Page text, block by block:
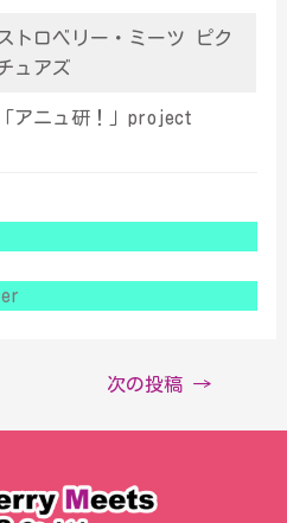
トロベリー・ミーツ ピク
ュアズ
「アニュ研！」project
次の投稿 →